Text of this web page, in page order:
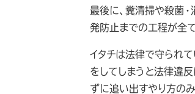
最後に、糞清掃や殺菌・
発防止までの工程が全て
イタチは法律で守られ
をしてしまうと法律違
ずに追い出すやり方の